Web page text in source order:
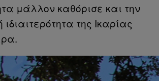
μάλλον καθόρισε και την
ιδιαιτερότητα της Ικαρίας